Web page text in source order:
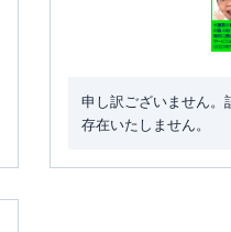
申し訳ございません。
存在いたしません。